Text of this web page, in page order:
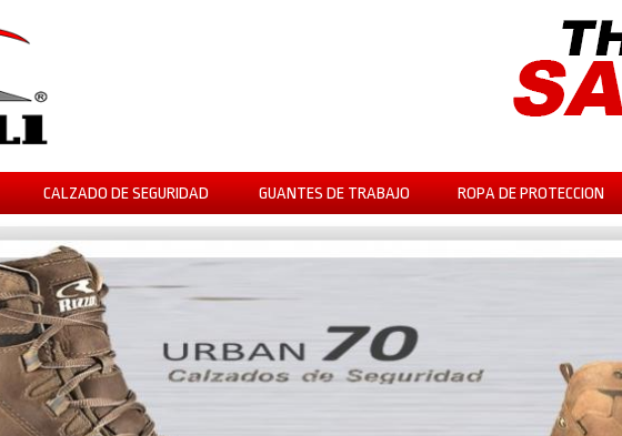
CALZADO DE SEGURIDAD GUANTES DE TRABAJO ROPA DE PROTECCION